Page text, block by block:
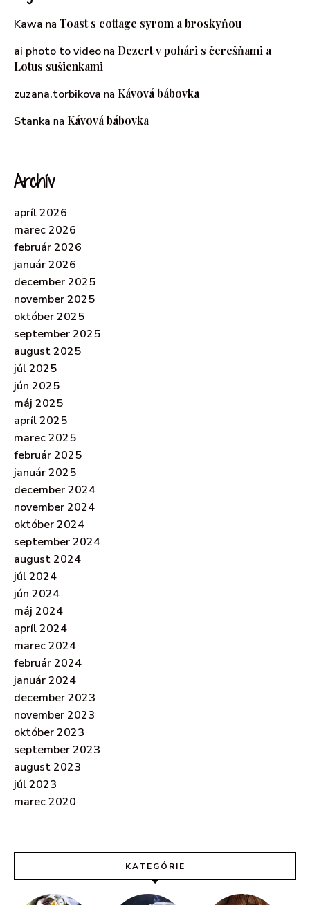
Kawa na Toast s cottage syrom a broskyňou
ai photo to videona Dezert v pohári s čerešňami a
Lotus sušienkami
zuzana.torbikova na Kávová bábovka
Stanka na Kávová bábovka
Archív
apríl 2026
marec 2026
február 2026
január 2026
december 2025
november 2025
október 2025
september 2025
august 2025
júl 2025
jún 2025
máj 2025
apríl 2025
marec 2025
február 2025
január 2025
december 2024
november 2024
október 2024
september 2024
august 2024
júl 2024
jún 2024
máj 2024
apríl 2024
marec 2024
február 2024
január 2024
december 2023
november 2023
október 2023
september 2023
august 2023
júl 2023
marec 2020
KATEGÓRIE